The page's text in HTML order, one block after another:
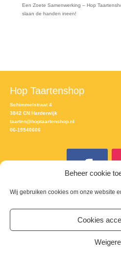
Beheer cookie
Wij gebruiken cookies om onze website
Cookies
Een Zoete Samenwerking – Hop
slaan de handen ineen!
Hop Taartenshop
Schimmelstraat 4
3842 CN Harderwijk
taarten@hoptaartenshop.nl
06-19540606
Meld je aan voor de nieuwsbrief
Email